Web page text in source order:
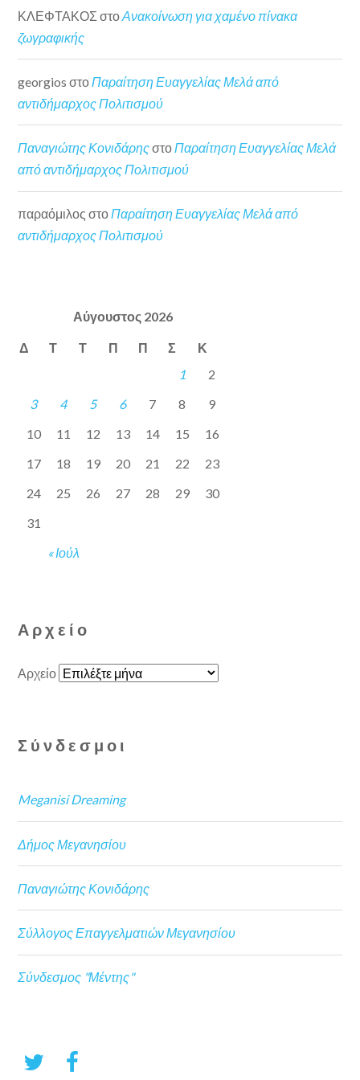
ΚΛΕΦΤΑΚΟΣ στοΑνακοίνωση για χαμένο πίνακα
ζωγραφικής
georgios στοΠαραίτηση Ευαγγελίας Μελά από
αντιδήμαρχος Πολιτισμού
Παναγιώτης ΚονιδάρηςστοΠαραίτηση Ευαγγελίας Μελά
από αντιδήμαρχος Πολιτισμού
παραόμιλος στοΠαραίτηση Ευαγγελίας Μελά από
αντιδήμαρχος Πολιτισμού
Αύγουστος 2026
Δ Τ Τ Π Π Σ Κ
« Ιούλ
1
2
3
4 5 6 7 8
9
10
11 12 13 14 15
16
17
18 19 20 21 22
23
24
25 26 27 28 29
30
31
Αρχείο
Αρχείο
Σύνδεσμοι
Meganisi Dreaming
Δήμος Μεγανησίου
Παναγιώτης Κονιδάρης
Σύλλογος Επαγγελματιών Μεγανησίου
Σύνδεσμος "Μέντης"